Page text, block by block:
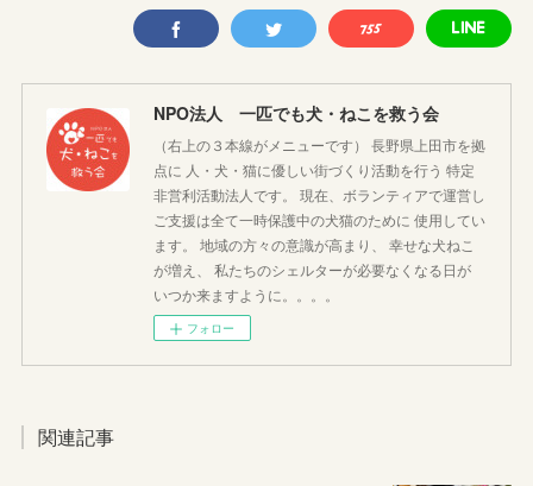
NPO法人 一匹でも犬・ねこを救う会
（右上の３本線がメニューです） 長野県上田市を拠
点に 人・犬・猫に優しい街づくり活動を行う 特定
非営利活動法人です。 現在、ボランティアで運営し
ご支援は全て一時保護中の犬猫のために 使用してい
ます。 地域の方々の意識が高まり、 幸せな犬ねこ
が増え、 私たちのシェルターが必要なくなる日が
いつか来ますように。。。。
フォロー
関連記事